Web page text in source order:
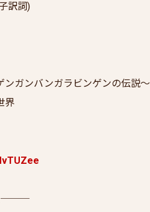
訳詞)
ンガンバンガラビンゲンの伝説～
界
───